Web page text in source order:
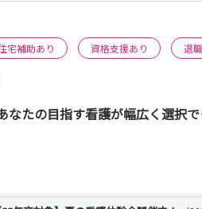
宅補助あり 資格支援あり 退
なたの目指す看護が幅広く選択